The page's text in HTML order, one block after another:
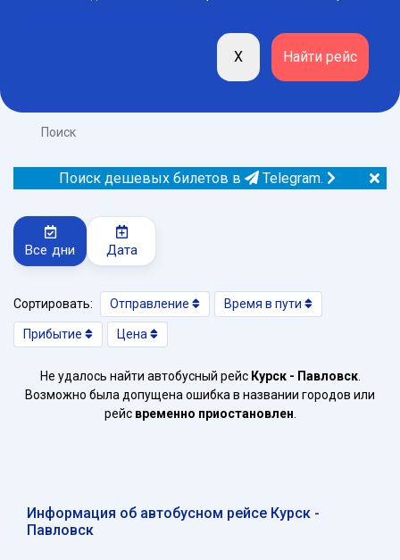
Поиск
Поиск дешевых билетов в Telegram.
Все дни Дата
Сортировать: Отправление Время в пути
Прибытие Цена
Не удалось найти автобусный рейс Курск - Павловск.
Возможно была допущена ошибка в названии городов или
рейс временно приостановлен
Информация об автобусном рейсе Курск -
Павловск